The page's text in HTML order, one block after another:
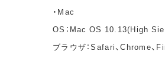
・Mac
OS：Mac OS 10.13(High
ブラウザ：Safari、Chrome、